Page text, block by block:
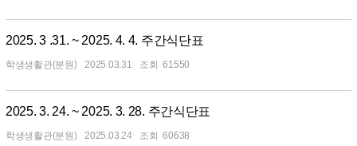
2025. 3 .31. ~ 2025. 4. 4. 주간식단표
학생생활관(분원) 2025.03.31 61550
2025. 3. 24. ~ 2025. 3. 28. 주간식단표
학생생활관(분원) 2025.03.24 60638